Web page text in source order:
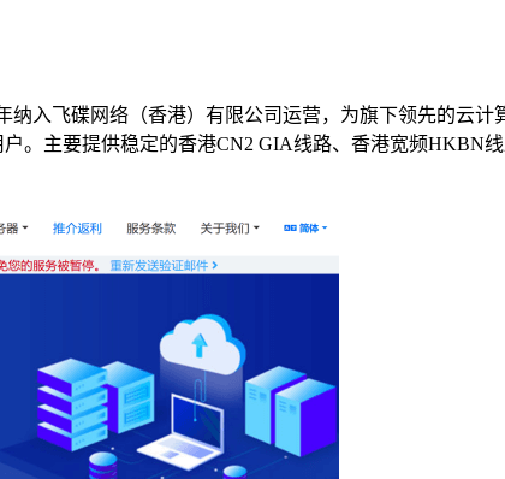
入飞碟网络（香港）有限公司运营，为旗下领先的云
。主要提供稳定的香港CN2 GIA线路、香港宽频HKBN